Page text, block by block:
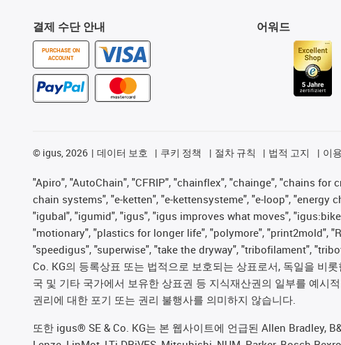
결제 수단 안내
PURCHASE ON
ACCOUNT
어워드
© igus, 2026 데이터 보호 쿠키 정책 절차 규칙 법적 고지 이
"Apiro", "AutoChain", "CFRIP", "chainflex", "chainge", "chains for
chain systems", "e-ketten", "e-kettensysteme", "e-loop", "energy
"igubal", "igumid", "igus", "igus improves what moves",
"motionary", "plastics for longer life", "polymore", "print2mold",
"speedigus", "superwise", "take the dryway", "tribofilament",
Co. KG의 등록상표 또는 법적으로 보호되는 상표로서, 독일을 비
국 및 기타 국가에서 보유한 상표권 등 지식재산권의 일부를 예시
권리에 대한 포기 또는 권리 불행사를 의미하지 않습니다.
또한 igus® SE & Co. KG는 본 웹사이트에 언급된 Allen Bradley,